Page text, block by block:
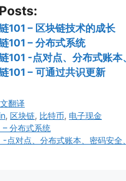
101 – 区块链技术的成长
101 – 分布式系统
101 -点对点、分布式账
101 – 可通过共识更新
翻译
,区块链, 比特币, 电子现金
– 分布式系统
-点对点、分布式账本、密码安全